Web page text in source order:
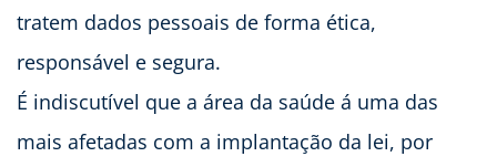
tratem dados pessoais de forma ética,
responsável e segura.
É indiscutível que a área da saúde á uma das
mais afetadas com a implantação da lei, por